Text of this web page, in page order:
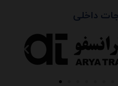
داخلی